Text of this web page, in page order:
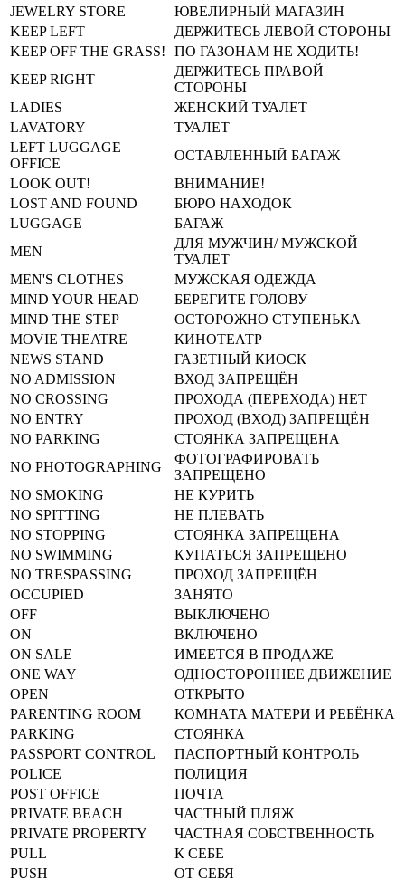
JEWELRY STORE
ЮВЕЛИРНЫЙ МАГАЗИН
KEEP LEFT
ДЕРЖИТЕСЬ ЛЕВОЙ СТОРОНЫ
KEEP OFF THE GRASS!
ПО ГАЗОНАМ НЕ ХОДИТЬ!
KEEP RIGHT
ДЕРЖИТЕСЬ ПРАВОЙ
СТОРОНЫ
LADIES
ЖЕНСКИЙ ТУАЛЕТ
LAVATORY
ТУАЛЕТ
LEFT LUGGAGE
OFFICE
ОСТАВЛЕННЫЙ БАГАЖ
LOOK OUT!
ВНИМАНИЕ!
LOST AND FOUND
БЮРО НАХОДОК
LUGGAGE
БАГАЖ
MEN
ДЛЯ МУЖЧИН/ МУЖСКОЙ
ТУАЛЕТ
MEN'S CLOTHES
МУЖСКАЯ ОДЕЖДА
MIND YOUR HEAD
БЕРЕГИТЕ ГОЛОВУ
MIND THE STEP
ОСТОРОЖНО СТУПЕНЬКА
MOVIE THEATRE
КИНОТЕАТР
NEWS STAND
ГАЗЕТНЫЙ КИОСК
NO ADMISSION
ВХОД ЗАПРЕЩЁН
NO CROSSING
ПРОХОДА (ПЕРЕХОДА) НЕТ
NO ENTRY
ПРОХОД (ВХОД) ЗАПРЕЩЁН
NO PARKING
СТОЯНКА ЗАПРЕЩЕНА
NO PHOTOGRAPHING
ФОТОГРАФИРОВАТЬ
ЗАПРЕЩЕНО
NO SMOKING
НЕ КУРИТЬ
NO SPITTING
НЕ ПЛЕВАТЬ
NO STOPPING
СТОЯНКА ЗАПРЕЩЕНА
NO SWIMMING
КУПАТЬСЯ ЗАПРЕЩЕНО
NO TRESPASSING
ПРОХОД ЗАПРЕЩЁН
OCCUPIED
ЗАНЯТО
OFF
ВЫКЛЮЧЕНО
ON
ВКЛЮЧЕНО
ON SALE
ИМЕЕТСЯ В ПРОДАЖЕ
ONE WAY
ОДНОСТОРОННЕЕ ДВИЖЕНИЕ
OPEN
ОТКРЫТО
PARENTING ROOM
КОМНАТА МАТЕРИ И РЕБЁНКА
PARKING
СТОЯНКА
PASSPORT CONTROL
ПАСПОРТНЫЙ КОНТРОЛЬ
POLICE
ПОЛИЦИЯ
POST OFFICE
ПОЧТА
PRIVATE BEACH
ЧАСТНЫЙ ПЛЯЖ
PRIVATE PROPERTY
ЧАСТНАЯ СОБСТВЕННОСТЬ
PULL
К СЕБЕ
PUSH
ОТ СЕБЯ